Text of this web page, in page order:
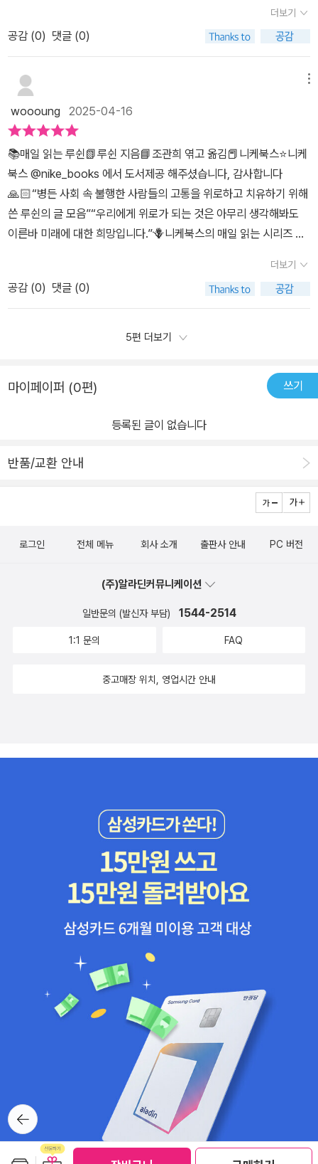
다 중국인 개개인이 정신을 바꾸어 중국 민족의식을 개조해야 한다고
강조한 루쉰은 특정한 사고의 틀에 매몰되지 않고 끊임없이 허물을
벗어 나아갔고, 중국 민족 신문화의 방향으로 삼았다우리에게 위로가
되는 것은 아무리 생각해봐도 이른바 미래에 대한 희망입니다' 라고
루쉰은 미래에 대한 희망의 말로 책의 마지막을 장식했다위 서평은
@nike_books 에서 도서를 지원받아서 작성하였습니다#매일읽는
루쉰 #루쉰 #니케북스 #책속의한줄 #책추천 #루쉰의글모음
#존재 #빛 #저항 #책스타그램 #문장수집 #하루한줄 #루쉰명언 #
독서노트
로 방향 전환을 하고 문예를 통한 국민의 개혁을 하기 위해 잡지 발간
이나 글을 쓰는 것에 몰두하였다고 한다.루쉰의 책을 지금에서 읽는
것이 쉬운 일은 아닐것이다. 그러나 방대한 루쉰의 소설과 글 가운데
선별하여 그의 문장들을 뽑아 놓은 이 책은 한결 쉽게 다가갈 수 있다.
루쉰의 사상이 들어있는 문장들을 읽노라면 우리나라도 역사적 암울
했던 시대에 민주화를 위한 문학적 투쟁이 떠오르기도 한다. 📖'진실
을 말함에는 지극히 커다란 용기가 있어야만 한다. 가령 이런 용기가
없어 허위에 안주한다면, 그야말로 새로운 삶의 길을 열 수 없는 인간
이 되고 만다.'
더보기
공감 (0) 댓글 (0)
woooung 2025-04-16
📚매일 읽는 루쉰📗루쉰 지음📘조관희 엮고 옮김📕니케북스⭐️니케
북스 @nike_books 에서 도서제공 해주셨습니다, 감사합니다
🙏🏻“병든 사회 속 불행한 사람들의 고통을 위로하고 치유하기 위해
쓴 루쉰의 글 모음”“우리에게 위로가 되는 것은 아무리 생각해봐도
이른바 미래에 대한 희망입니다.”🪻니케북스의 매일 읽는 시리즈 마
어보지 못해서 루쉰의 글을 읽는 내내 어렵다는 생각이 들었습니다.
루쉰은 중국의 소설가, 중국 근대 문학의 개척자이자 중국 현대를 대
표하는 사상가이다.루쉰의 첫번째 작품은 1918년 <신청년> 잡지 5
월호에 실은 단편소설 ‘광인일기’ 이고 ‘아큐정전’은 중국 현대 문학을
울한 현실을 비판한 산문가로도 활동을 했다.그가 남긴 메세지가 지
금까지도 유효하기 때문에 많은 사람들이 그를 불러내고 있다고 한
루쉰의 글과 그와 같이 목소리를 낼 수 있는 사람이 필요한 것 같다.
돌아보며 미래에 대한 희망을 잃지 않도록, 우리세대뿐 아니라 다음,
그 다음세대까지도 그 희망이 사라지지 않도록 해야할 것이다.📖생
각해 보니 희망이란 것은 본래 있다고도 할 수 없고, 없다고도 할 수
나가는 사람이 많아지면 그게 곧 길이 되는 것이다.「고향』, 『외침』 ( 1
감정이 일어나 기쁨을 느끼게 하는데 있다.문장은 예술의 하나이니
이것 역시 본질적으로는 마땅히 그러하다.「마라시력설』 『무덤』 (190
에서 한 점의 빛을 발할 수 있다면 꼭 횃불을 기다릴 필요는 없다.「수
더보기
공감 (0) 댓글 (0)
5편 더보기
마이페이퍼 (0편) 쓰기
등록된 글이 없습니다
반품/교환 안내
뒤로가
기
로그인 전체 메뉴 회사 소개 출판사 안내 PC 버전
(주)알라딘커뮤니케이션
일반문의 (발신자 부담) 1544-2514
1:1 문의 FAQ
중고매장 위치, 영업시간 안내